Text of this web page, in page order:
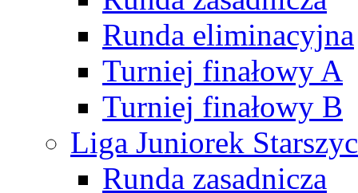
Runda eliminacyjna
Turniej finałowy A
Turniej finałowy B
Liga Juniorek
Runda zasadnicza